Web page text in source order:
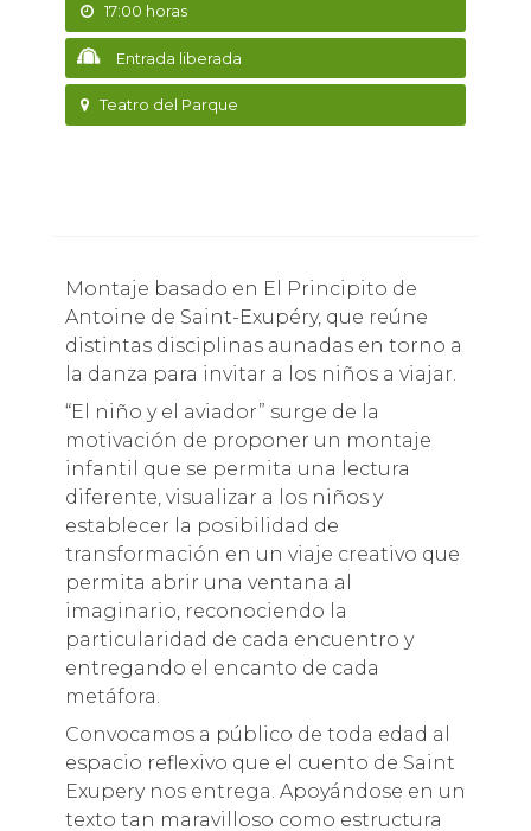
17:00 horas
Entrada liberada
Teatro del Parque
Montaje basado en El Principito de
Antoine de Saint-Exupéry, que reúne
distintas disciplinas aunadas en torno a
la danza para invitar a los niños a viajar.
“El niño y el aviador” surge de la
motivación de proponer un montaje
infantil que se permita una lectura
diferente, visualizar a los niños y
establecer la posibilidad de
transformación en un viaje creativo que
permita abrir una ventana al
imaginario, reconociendo la
particularidad de cada encuentro y
entregando el encanto de cada
metáfora.
Convocamos a público de toda edad al
espacio reflexivo que el cuento de Saint
Exupery nos entrega. Apoyándose en un
texto tan maravilloso como estructura